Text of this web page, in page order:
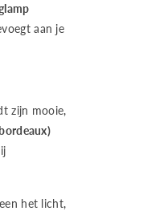
aan je
zijn mooie,
het licht,